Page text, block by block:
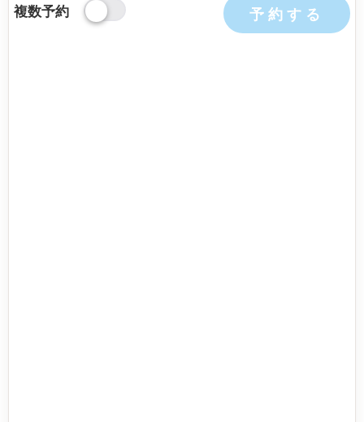
複数予約 予約する